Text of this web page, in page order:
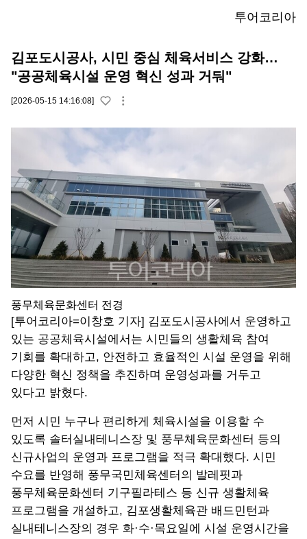
투어코리아
김포도시공사, 시민 중심 체육서비스 강화…
"공공체육시설 운영 혁신 성과 거둬"
[2026-05-15 14:16:08]
풍무체육문화센터 전경
[투어코리아=이창호 기자] 김포도시공사에서 운영하고
있는 공공체육시설에서는 시민들의 생활체육 참여
기회를 확대하고, 안전하고 효율적인 시설 운영을 위해
다양한 혁신 정책을 추진하며 운영성과를 거두고
있다고 밝혔다.
먼저 시민 누구나 편리하게 체육시설을 이용할 수
있도록 솔터실내테니스장 및 풍무체육문화센터 등의
신규사업의 운영과 프로그램을 적극 확대했다. 시민
수요를 반영해 풍무국민체육센터의 발레핏과
풍무체육문화센터 기구필라테스 등 신규 생활체육
프로그램을 개설하고, 김포생활체육관 배드민턴과
실내테니스장의 경우 화·수·목요일에 시설 운영시간을